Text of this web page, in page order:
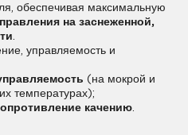
обеспечивая максимальную
на заснеженной,
.
управляемость и
(на мокрой и
температурах);
качению.